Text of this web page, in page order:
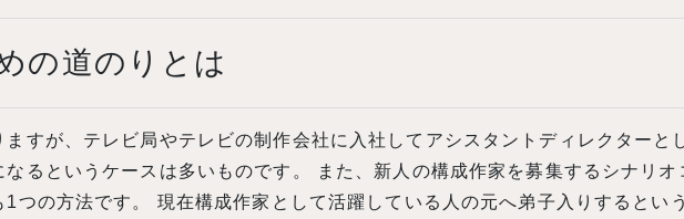
の道のりとは
すが、テレビ局やテレビの制作会社に入社してアシスタントディレクターと
るというケースは多いものです。 また、新人の構成作家を募集するシナリオ
つの方法です。 現在構成作家として活躍している人の元へ弟子入りするとい